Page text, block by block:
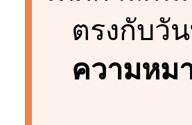
ตรงกับวั
ความหม